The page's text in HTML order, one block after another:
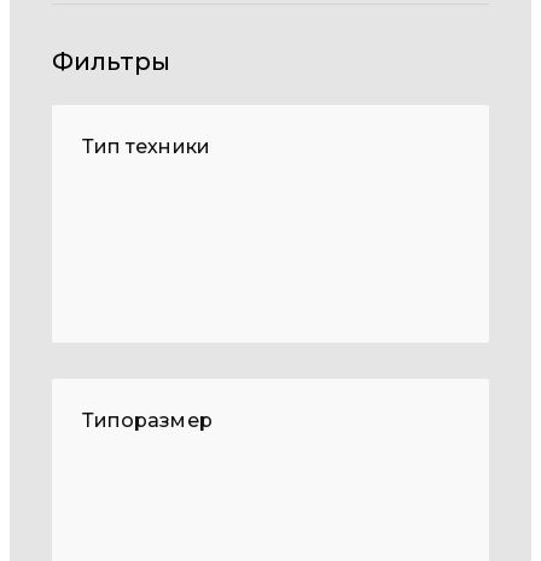
Фильтры
Тип техники
Типоразмер